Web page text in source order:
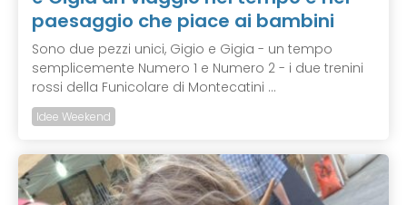
paesaggio che piace ai bambini
Sono due pezzi unici, Gigio e Gigia - un tempo
semplicemente Numero 1 e Numero 2 - i due trenini
rossi della Funicolare di Montecatini ...
Idee Weekend